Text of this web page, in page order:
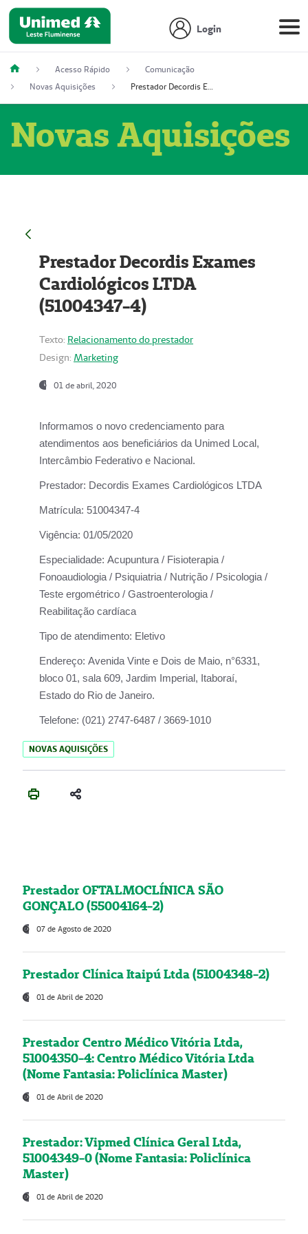
Login
Acesso Rápido
Comunicação
Novas Aquisições
Prestador Decordis Exames Cardiológicos LTDA (51004347-4)
Novas Aquisições
Prestador Decordis Exames
Cardiológicos LTDA
(51004347-4)
Texto: Relacionamento do prestador
Design: Marketing
01 de abril, 2020
Informamos o novo credenciamento para
atendimentos aos beneficiários da Unimed Local,
Intercâmbio Federativo e Nacional.
Prestador: Decordis Exames Cardiológicos LTDA
Matrícula: 51004347-4
Vigência: 01/05/2020
Especialidade: Acupuntura / Fisioterapia /
Fonoaudiologia / Psiquiatria / Nutrição / Psicologia /
Teste ergométrico / Gastroenterologia /
Reabilitação cardíaca
Tipo de atendimento: Eletivo
Endereço: Avenida Vinte e Dois de Maio, n°6331,
bloco 01, sala 609, Jardim Imperial, Itaboraí,
Estado do Rio de Janeiro.
Telefone: (021) 2747-6487 / 3669-1010
NOVAS AQUISIÇÕES
Prestador OFTALMOCLÍNICA SÃO
GONÇALO (55004164-2)
07 de Agosto de 2020
Prestador Clínica Itaipú Ltda (51004348-2)
01 de Abril de 2020
Prestador Centro Médico Vitória Ltda,
51004350-4: Centro Médico Vitória Ltda
(Nome Fantasia: Policlínica Master)
01 de Abril de 2020
Prestador: Vipmed Clínica Geral Ltda,
51004349-0 (Nome Fantasia: Policlínica
Master)
01 de Abril de 2020